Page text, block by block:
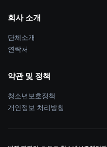
회사 소개
단체소개
연락처
약관 및 정책
청소년보호정책
개인정보 처리방침